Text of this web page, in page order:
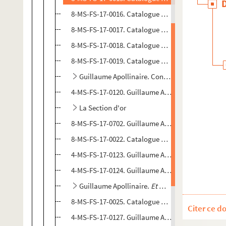
8-MS-FS-17-0016. Catalogue de l'exposition
8-MS-FS-17-0017. Catalogue de l'exposition
8-MS-FS-17-0018. Catalogue de l'exposition
8-MS-FS-17-0019. Catalogue du 8ème salon
Guillaume Apollinaire. Conférence sur le
4-MS-FS-17-0120. Guillaume Apollinaire.
La Section d'or
8-MS-FS-17-0702. Guillaume Apollinaire.
8-MS-FS-17-0022. Catalogue de l'exposition
4-MS-FS-17-0123. Guillaume Apollinaire.
4-MS-FS-17-0124. Guillaume Apollinaire.
Guillaume Apollinaire. Et moi aussi je suis
8-MS-FS-17-0025. Catalogue de l'exposition
4-MS-FS-17-0127. Guillaume Apollinaire.
Citer ce